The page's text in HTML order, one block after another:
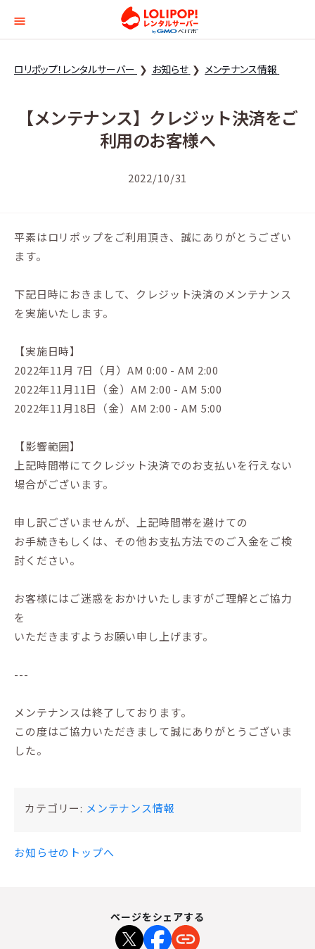
ロリポップ！レンタル
ロリポップ！レンタルサーバー お知らせ メンテナンス情報
【メンテナンス】クレジット決済をご
利用のお客様へ
2022/10/31
平素はロリポップをご利用頂き、誠にありがとうござい
ます。
下記日時におきまして、クレジット決済のメンテナンス
を実施いたします。
【実施日時】
2022年11月 7日（月）AM 0:00 - AM 2:00
2022年11月11日（金）AM 2:00 - AM 5:00
2022年11月18日（金）AM 2:00 - AM 5:00
【影響範囲】
上記時間帯にてクレジット決済でのお支払いを行えない
場合がございます。
申し訳ございませんが、上記時間帯を避けての
お手続きもしくは、その他お支払方法でのご入金をご検
討ください。
お客様にはご迷惑をおかけいたしますがご理解とご協力
を
いただきますようお願い申し上げます。
---
メンテナンスは終了しております。
この度はご協力いただきまして誠にありがとうございま
した。
カテゴリー: メンテナンス情報
お知らせのトップへ
ページをシェアする